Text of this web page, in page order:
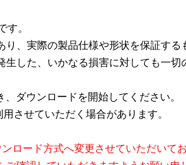
す。
、実際の製品仕様や形状を保証する
した、いかなる損害に対しても一切
ダウンロードを開始してください。
させていただく場合があります。
ロード方式へ変更させていただいてお